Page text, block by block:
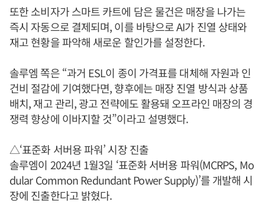
또한 소비자가 스마트 카트에 담은 물건은 매장을 나가는
즉시 자동으로 결제되며, 이를 바탕으로 AI가 진열 상태와
재고 현황을 파악해 새로운 할인가를 설정한다.
솔루엠 쪽은 “과거 ESL이 종이 가격표를 대체해 자원과 인
건비 절감에 기여했다면, 향후에는 매장 진열 방식과 상품
배치, 재고 관리, 광고 전략에도 활용돼 오프라인 매장의 경
쟁력 향상에 이바지할 것”이라고 설명했다.
△‘표준화 서버용 파워’ 시장 진출
솔루엠이 2024년 1월3일 ‘표준화 서버용 파워(MCRPS, Mo
dular Common Redundant Power Supply)’를 개발해 시
장에 진출한다고 밝혔다.